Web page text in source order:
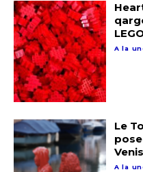
Adresse email*
Nom
Prénom
Statut / Organisation
Adresse email*
Nom
A la
Le
A la